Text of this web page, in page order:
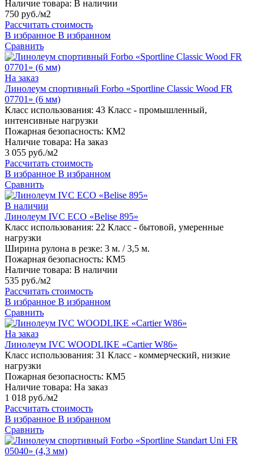
Наличие товара: В наличии
750 руб./м2
Рассчитать стоимость
В избранное В избранном
Сравнить
На заказ
Линолеум спортивный Forbo «Sportline Classic Wood FR
07701» (6 мм)
Класс использования: 43 Класс - промышленный,
интенсивные нагрузки
Пожарная безопасность: КМ2
Наличие товара: На заказ
3 055 руб./м2
Рассчитать стоимость
В избранное В избранном
Сравнить
В наличии
Линолеум IVC ECO «Belise 895»
Класс использования: 22 Класс - бытовой, умеренные
нагрузки
Ширина рулона в резке: 3 м. / 3,5 м.
Пожарная безопасность: КМ5
Наличие товара: В наличии
535 руб./м2
Рассчитать стоимость
В избранное В избранном
Сравнить
На заказ
Линолеум IVC WOODLIKE «Cartier W86»
Класс использования: 31 Класс - коммерческий, низкие
нагрузки
Пожарная безопасность: КМ5
Наличие товара: На заказ
1 018 руб./м2
Рассчитать стоимость
В избранное В избранном
Сравнить